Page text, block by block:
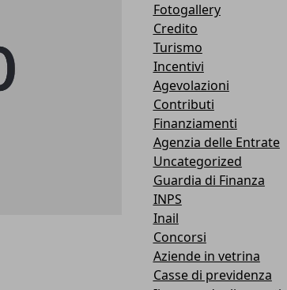
Fotogallery
Credito
Turismo
Incentivi
Agevolazioni
Contributi
Finanziamenti
Agenzia delle Entrate
Uncategorized
Guardia di Finanza
INPS
Inail
Concorsi
Aziende in vetrina
Casse di previdenza